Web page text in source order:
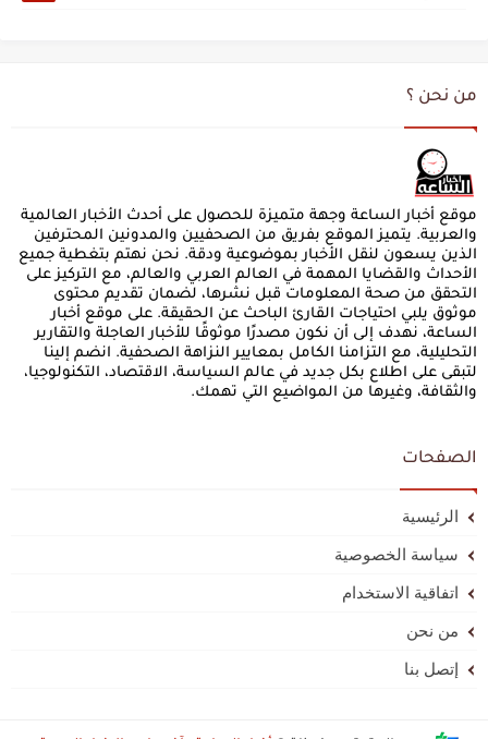
من نحن ؟
موقع أخبار الساعة وجهة متميزة للحصول على أحدث الأخبار العالمية
والعربية. يتميز الموقع بفريق من الصحفيين والمدونين المحترفين
الذين يسعون لنقل الأخبار بموضوعية ودقة. نحن نهتم بتغطية جميع
الأحداث والقضايا المهمة في العالم العربي والعالم، مع التركيز على
التحقق من صحة المعلومات قبل نشرها، لضمان تقديم محتوى
موثوق يلبي احتياجات القارئ الباحث عن الحقيقة. على موقع أخبار
الساعة، نهدف إلى أن نكون مصدرًا موثوقًا للأخبار العاجلة والتقارير
التحليلية، مع التزامنا الكامل بمعايير النزاهة الصحفية. انضم إلينا
لتبقى على اطلاع بكل جديد في عالم السياسة، الاقتصاد، التكنولوجيا،
والثقافة، وغيرها من المواضيع التي تهمك.
الصفحات
الرئيسية
سياسة الخصوصية
اتفاقية الاستخدام
من نحن
إتصل بنا